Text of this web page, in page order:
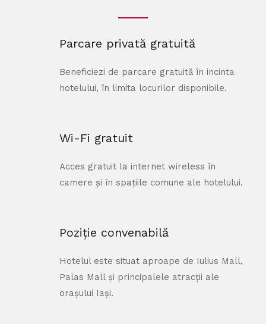
Parcare privată gratuită
Beneficiezi de parcare gratuită în incinta
hotelului, în limita locurilor disponibile.
Wi-Fi gratuit
Acces gratuit la internet wireless în
camere și în spațiile comune ale hotelului.
Poziție convenabilă
Hotelul este situat aproape de Iulius Mall,
Palas Mall și principalele atracții ale
orașului Iași.